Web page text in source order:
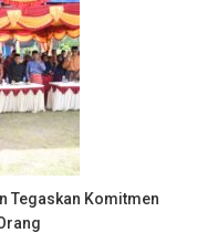
Tegaskan Komitmen